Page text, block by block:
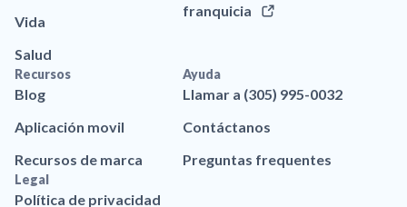
Vida
Salud
franquicia
Recursos
Blog
Aplicación movil
Recursos de marca
Ayuda
Llamar a (305) 995-0032
Contáctanos
Preguntas frequentes
Legal
Política de privacidad